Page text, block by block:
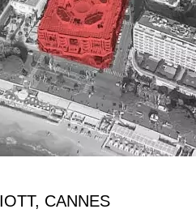
CANNES